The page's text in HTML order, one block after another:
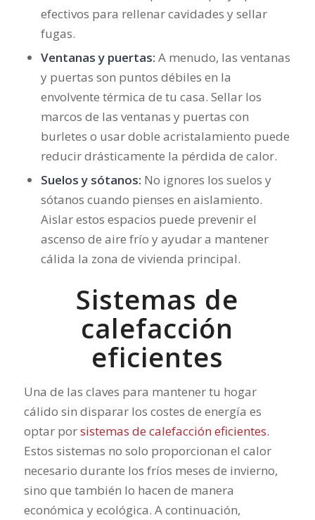
efectivos para rellenar cavidades y sellar
fugas.
Ventanas y puertas: A menudo, las ventanas
y puertas son puntos débiles en la
envolvente térmica de tu casa. Sellar los
marcos de las ventanas y puertas con
burletes o usar doble acristalamiento puede
reducir drásticamente la pérdida de calor.
Suelos y sótanos: No ignores los suelos y
sótanos cuando pienses en aislamiento.
Aislar estos espacios puede prevenir el
ascenso de aire frío y ayudar a mantener
cálida la zona de vivienda principal.
Sistemas de
calefacción
eficientes
Una de las claves para mantener tu hogar
cálido sin disparar los costes de energía es
optar porsistemas de calefacción eficientes.
Estos sistemas no solo proporcionan el calor
necesario durante los fríos meses de invierno,
sino que también lo hacen de manera
económica y ecológica. A continuación,